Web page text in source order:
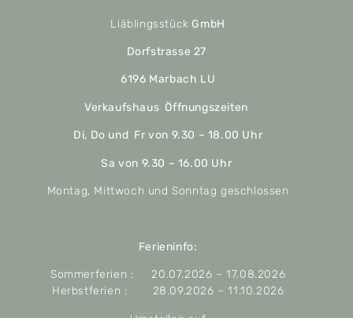
Liäblingsstück GmbH
Dorfstrasse 27
6196 Marbach LU
Verkaufshaus Öffnungszeiten
Di, Do und Fr von 9.30 – 18.00 Uhr
Sa von 9.30 – 16.00 Uhr
Montag, Mittwoch und Sonntag geschlossen
Ferieninfo:
Sommerferien : 20.07.2026 – 17.08.2026
Herbstferien : 28.09.2026 – 11.10.2026